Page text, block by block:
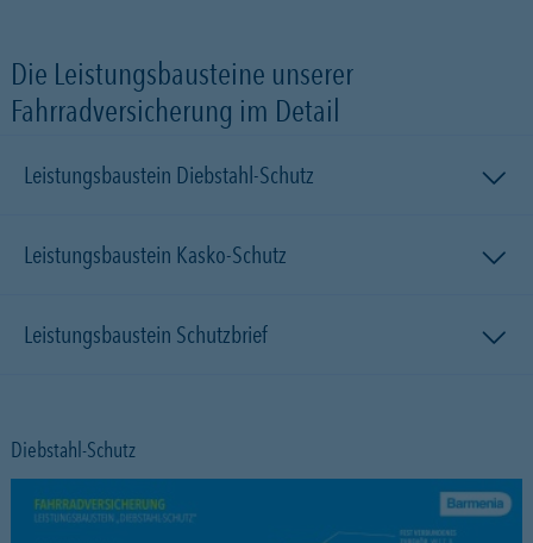
Die Leistungsbausteine unserer
Fahrradversicherung im Detail
Leistungsbaustein Diebstahl-Schutz
Leistungsbaustein Kasko-Schutz
Leistungsbaustein Schutzbrief
Diebstahl-Schutz